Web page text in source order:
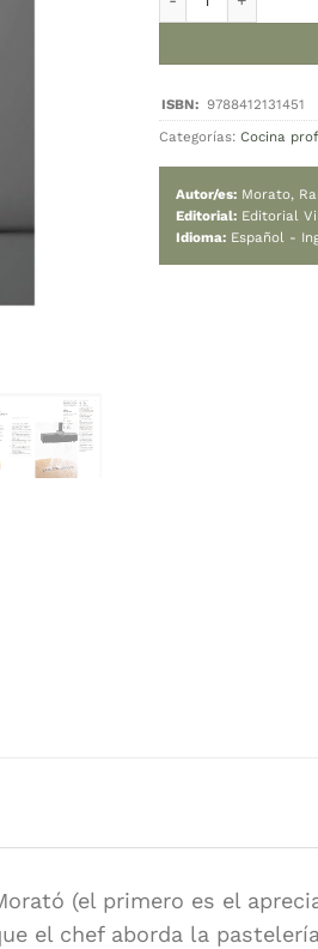
(el primero es el
el chef aborda la